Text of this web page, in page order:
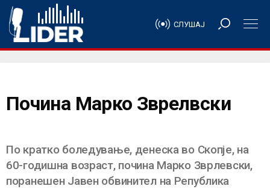
СЛУШАЈ
Почина Марко Зврелвски
По кратко боледување, денеска во Скопје, на
60-годишна возраст, почина Марко Зврлевски,
поранешен Јавен обвинител на Република